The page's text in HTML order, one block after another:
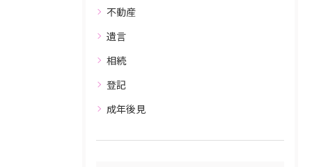
不動産
遺言
相続
登記
成年後見